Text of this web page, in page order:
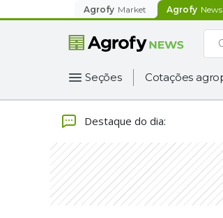
Agrofy Market Agrofy News
Seções Cotações
Destaque do dia: